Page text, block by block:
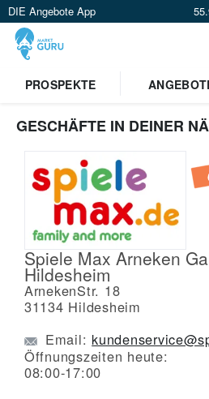
DIE Angebote App
PROSPEKTE
GESCHÄFTE IN DEINER
Spiele Max Arneken
Hildesheim
ArnekenStr. 18
31134 Hildesheim
Email:
Öffnungszeiten heute:
08:00-17:00